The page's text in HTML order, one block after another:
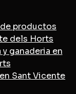
productos
dels Horts
ganaderia en
Sant Vicente